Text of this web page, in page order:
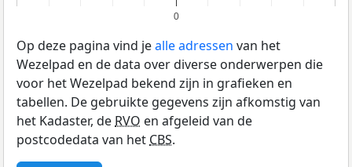
0
Op deze pagina vind jealle adressen van het
Wezelpad en de data over diverse onderwerpen die
voor het Wezelpad bekend zijn in grafieken en
tabellen. De gebruikte gegevens zijn afkomstig van
het Kadaster, deRVO en afgeleid van de
postcodedata van hetCBS.